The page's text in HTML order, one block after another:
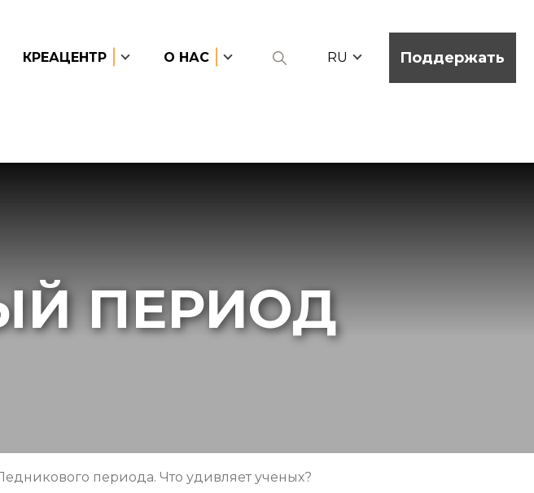
КРЕАЦЕНТР О НАС RU Поддержать
ПЕРИОД
периода. Что удивляет ученых?